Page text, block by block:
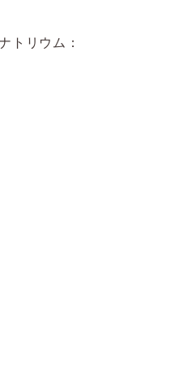
トリウム：